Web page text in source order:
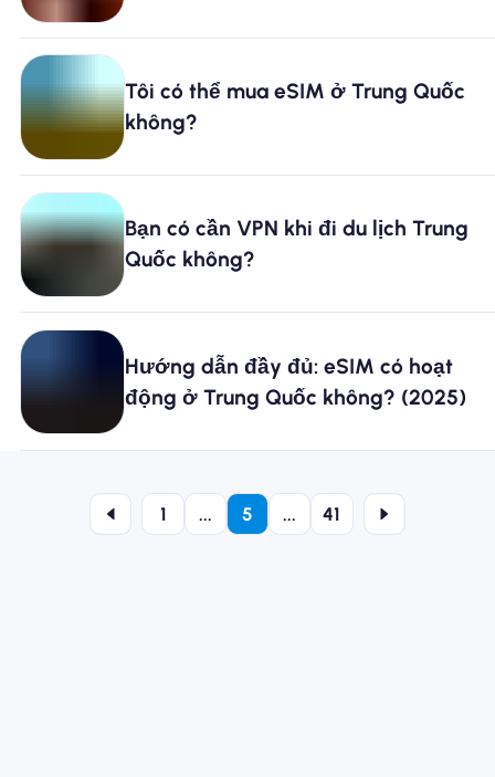
Tôi có thể mua eSIM ở Trung Quốc
không?
Bạn có cần VPN khi đi du lịch Trung
Quốc không?
Hướng dẫn đầy đủ: eSIM có hoạt
động ở Trung Quốc không? (2025)
1 ... 5 ... 41